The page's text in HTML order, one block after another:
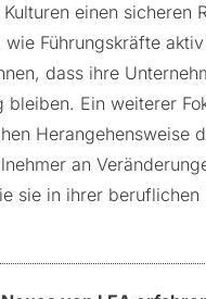
einen sicheren
Führungskräfte
dass ihre
bleiben. Ein weiterer
Herangehensweise
an
sie in ihrer beruflichen